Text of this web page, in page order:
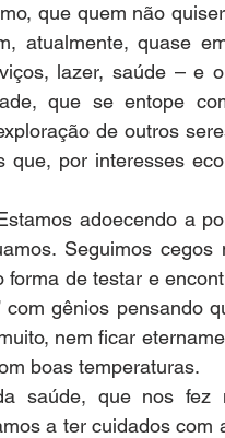
que quem não
atualmente, quase
lazer, saúde – e
que se entope
de outros
por interesses
adoecendo a
Seguimos
de testar e
gênios pensando
nem ficar
boas temperaturas.
saúde, que nos fez
a ter cuidados com